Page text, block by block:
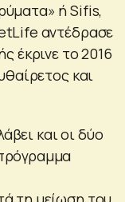
ή Sifis,
αντέδρασε
έκρινε το 2016
και
και οι δύο